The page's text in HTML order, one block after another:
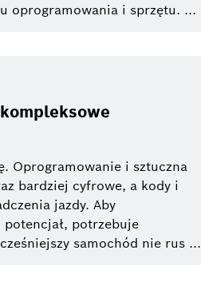
oprogramowania i sprzętu. ...
Oprogramowanie i sztuczna
bardziej cyfrowe, a kody i
jazdy. Aby
potrzebuje
samochód nie rus ...